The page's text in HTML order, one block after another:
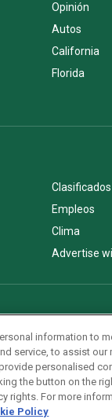
Opinión
Autos
California
Florida
Clasificados
Empleos
Clima
Advertise
information to
service, to assist our
personalised
the button on the
rights. For more
Policy